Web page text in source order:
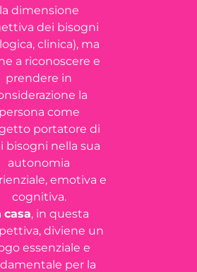
la dimensione
dei bisogni
clinica), ma
a riconoscere e
prendere in
la
persona come
portatore di
bisogni nella sua
autonomia
emotiva e
cognitiva.
casa, in questa
diviene un
essenziale e
per la